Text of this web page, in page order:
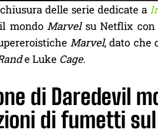
delle serie dedicate a
mondo Marvelsu Netflix con
Marvel, dato che
e Luke Cage.
di Daredevil
di fumetti